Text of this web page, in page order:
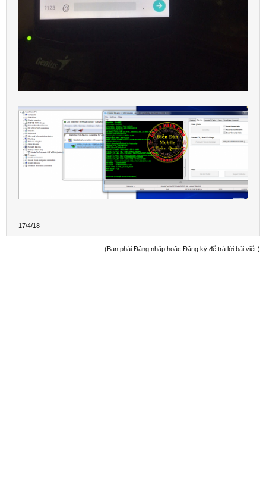
17/4/18
(Bạn phải Đăng nhập hoặc Đăng ký để trả lời bài viết.)